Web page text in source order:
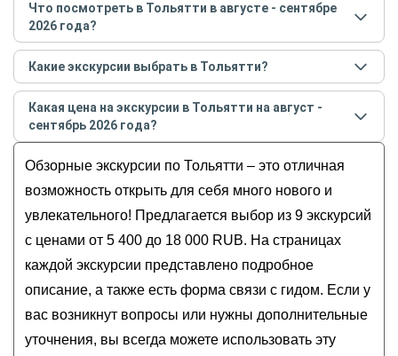
Что посмотреть в Тольятти в августе - сентябре
2026 года?
Самые популярные местав Тольяттив августе -
сентябре 2026года:
Жигулевская ГЭС
Стрельная гора
Памятник Татищеву
Набережные в Автозаводском и
Комсомольском районах
Жигулёвское море в Тольятти
Какие экскурсии выбрать в Тольятти?
Самые популярные экскурсиив Тольяттив августе
- сентябре 2026года:
Затопленный город: трагедия, память
и возрождение Тольятти
Из Тольятти — в замок Гарибальди!
Добро пожаловать в Тольятти!
Тольятти: код советской утопии. Мозаики,
модернизм и город-мечта
Обзорная экскурсия по Тольятти
Какая цена на экскурсии в Тольятти на август -
сентябрь 2026 года?
сентябрь 2026года от 5 400до 18 000 RUB
Обзорные экскурсии по Тольятти – это отличная
возможность открыть для себя много нового и
увлекательного! Предлагается выбор из 9 экскурсий
с ценами от 5 400 до 18 000 RUB. На страницах
каждой экскурсии представлено подробное
описание, а также есть форма связи с гидом. Если у
вас возникнут вопросы или нужны дополнительные
уточнения, вы всегда можете использовать эту